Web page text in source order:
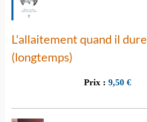
L'allaitement quand il dure
(longtemps)
Prix : 9,50 €